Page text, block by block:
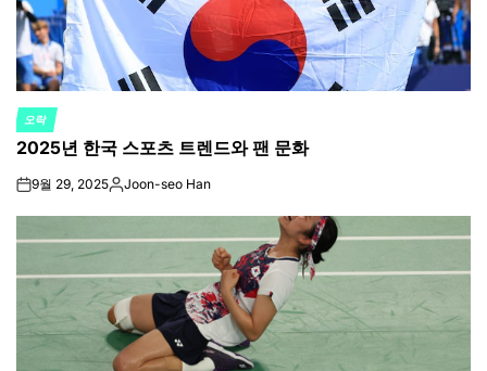
POSTED
IN
오락
2025년 한국 스포츠 트렌드와 팬 문화
on9월 29, 2025Posted
Joon-seo Han